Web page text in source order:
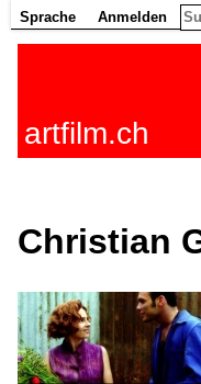
Sprache Anmelden
artfilm.ch
Christian